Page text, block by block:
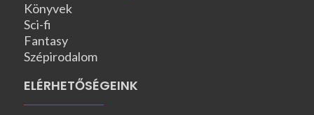
Könyvek
Sci-fi
Fantasy
Szépirodalom
ELÉRHETŐSÉGEINK